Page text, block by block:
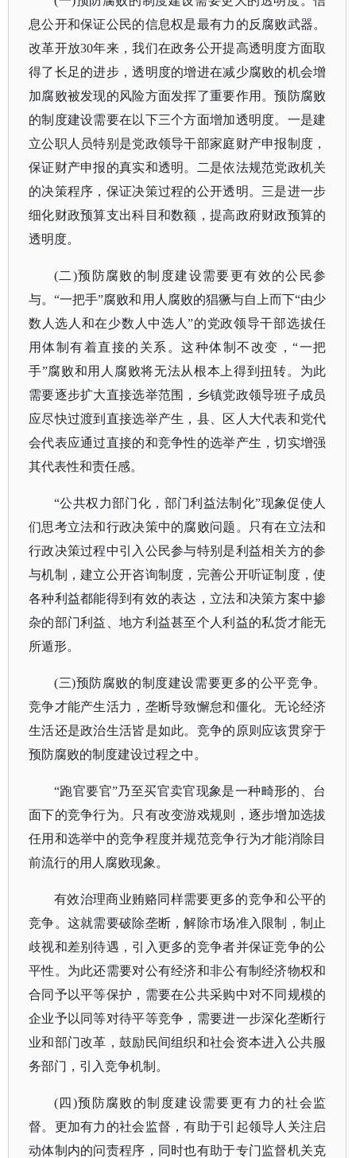
息公开和保证公民的信息权是最有力的反腐败武器。
改革开放30年来，我们在政务公开提高透明度方面取
得了长足的进步，透明度的增进在减少腐败的机会增
加腐败被发现的风险方面发挥了重要作用。预防腐败
的制度建设需要在以下三个方面增加透明度。一是建
立公职人员特别是党政领导干部家庭财产申报制度，
保证财产申报的真实和透明。二是依法规范党政机关
的决策程序，保证决策过程的公开透明。三是进一步
细化财政预算支出科目和数额，提高政府财政预算的
透明度。
(二)预防腐败的制度建设需要更有效的公民参
与。“一把手”腐败和用人腐败的猖獗与自上而下“由少
数人选人和在少数人中选人”的党政领导干部选拔任
用体制有着直接的关系。这种体制不改变，“一把
手”腐败和用人腐败将无法从根本上得到扭转。为此
需要逐步扩大直接选举范围，乡镇党政领导班子成员
应尽快过渡到直接选举产生，县、区人大代表和党代
会代表应通过直接的和竞争性的选举产生，切实增强
其代表性和责任感。
“公共权力部门化，部门利益法制化”现象促使人
们思考立法和行政决策中的腐败问题。只有在立法和
行政决策过程中引入公民参与特别是利益相关方的参
与机制，建立公开咨询制度，完善公开听证制度，使
各种利益都能得到有效的表达，立法和决策方案中掺
杂的部门利益、地方利益甚至个人利益的私货才能无
所遁形。
(三)预防腐败的制度建设需要更多的公平竞争。
竞争才能产生活力，垄断导致懈怠和僵化。无论经济
生活还是政治生活皆是如此。竞争的原则应该贯穿于
预防腐败的制度建设过程之中。
“跑官要官”乃至买官卖官现象是一种畸形的、台
面下的竞争行为。只有改变游戏规则，逐步增加选拔
任用和选举中的竞争程度并规范竞争行为才能消除目
前流行的用人腐败现象。
有效治理商业贿赂同样需要更多的竞争和公平的
竞争。这就需要破除垄断，解除市场准入限制，制止
歧视和差别待遇，引入更多的竞争者并保证竞争的公
平性。为此还需要对公有经济和非公有制经济物权和
合同予以平等保护，需要在公共采购中对不同规模的
企业予以同等对待平等竞争，需要进一步深化垄断行
业和部门改革，鼓励民间组织和社会资本进入公共服
务部门，引入竞争机制。
(四)预防腐败的制度建设需要更有力的社会监
督。更加有力的社会监督，有助于引起领导人关注启
动体制内的问责程序，同时也有助于专门监督机关克